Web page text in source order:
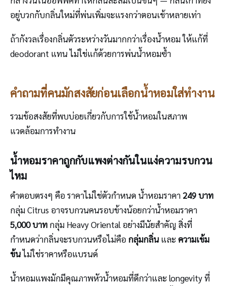
อยู่บวกกับกลิ่นใหม่ที่พ่นเพิ่มจะแรงกว่าตอนเช้าหลายเท่า
ถ้ากังวลเรื่องกลิ่นตัวระหว่างวันมากกว่าเรื่องน้ำหอม ให้แก้ที่
deodorant แทน ไม่ใช่แก้ด้วยการพ่นน้ำหอมซ้ำ
คำถามที่คนมักสงสัยก่อนเลือกน้ำหอมใส่ทำงาน
รวมข้อสงสัยที่พบบ่อยเกี่ยวกับการใช้น้ำหอมในสภาพ
แวดล้อมการทำงาน
น้ำหอมราคาถูกกับแพงต่างกันในแง่ความรบกวน
ไหม
คำตอบตรงๆ คือ ราคาไม่ใช่ตัวกำหนด น้ำหอมราคา249 บาท
กลุ่ม Citrus อาจรบกวนคนรอบข้างน้อยกว่าน้ำหอมราคา
5,000 บาท กลุ่ม Heavy Oriental อย่างมีนัยสำคัญ สิ่งที่
กำหนดว่ากลิ่นจะรบกวนหรือไม่คือ กลุ่มกลิ่น และ ความเข้ม
ข้นไม่ใช่ราคาหรือแบรนด์
น้ำหอมแพงมักมีคุณภาพหัวน้ำหอมที่ดีกว่าและ longevity ที่